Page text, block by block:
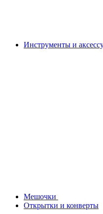
Инструменты и
Мешочки
Открытки и конверты